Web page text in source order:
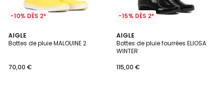
-10% DÈS 2*
AIGLE
Bottes de pluie MALOUINE 2
70,00 €
5
/
2
Couleurs
-15% DÈS 2*
AIGLE
Bottes de pluie fourrées ELIOSA
WINTER
115,00 €
3,5
/ 5